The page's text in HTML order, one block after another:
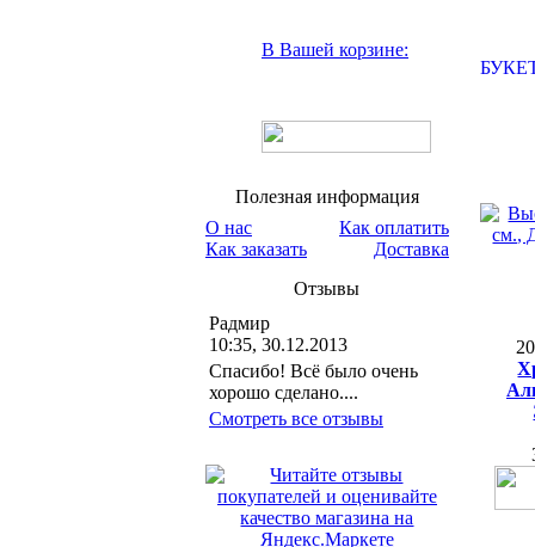
В Вашей корзине:
Полезная информация
О нас
Как заказать
Как оплатить
Доставка
Отзывы
Радмир
10:35, 30.12.2013
Спасибо! Всё было очень
хорошо сделано....
Смотреть все отзывы